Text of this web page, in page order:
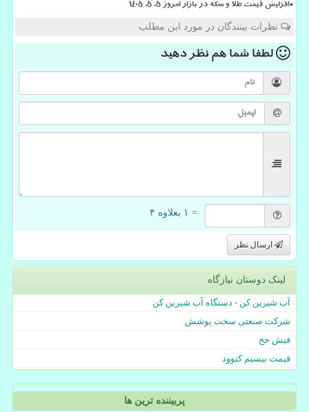
افزایش قیمت طلا و سکه در بازار امروز ۵. ۵. ۱۴۰۵
نظرات بینندگان در مورد این مطلب
لطفا شما همنظر دهید
= ۱ بعلاوه ۴
ارسال نظر
لینک دوستان نیازگاه
آب شیرین کن - دستگاه آب شیرین کن
شرکت صنعتی سخت پوشش
فیش حج
قیمت بیسیم کنوود
پربیننده ترین ها